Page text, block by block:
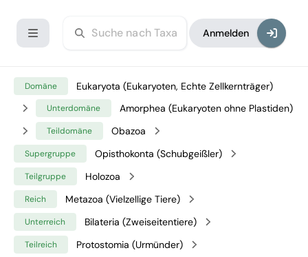
Anmelden
Domäne Eukaryota (Eukaryoten, Echte Zellkernträger)
Unterdomäne Amorphea (Eukaryoten ohne Plastiden)
Teildomäne Obazoa
Supergruppe Opisthokonta (Schubgeißler)
Teilgruppe Holozoa
Reich Metazoa (Vielzellige Tiere)
Unterreich Bilateria (Zweiseitentiere)
Teilreich Protostomia (Urmünder)